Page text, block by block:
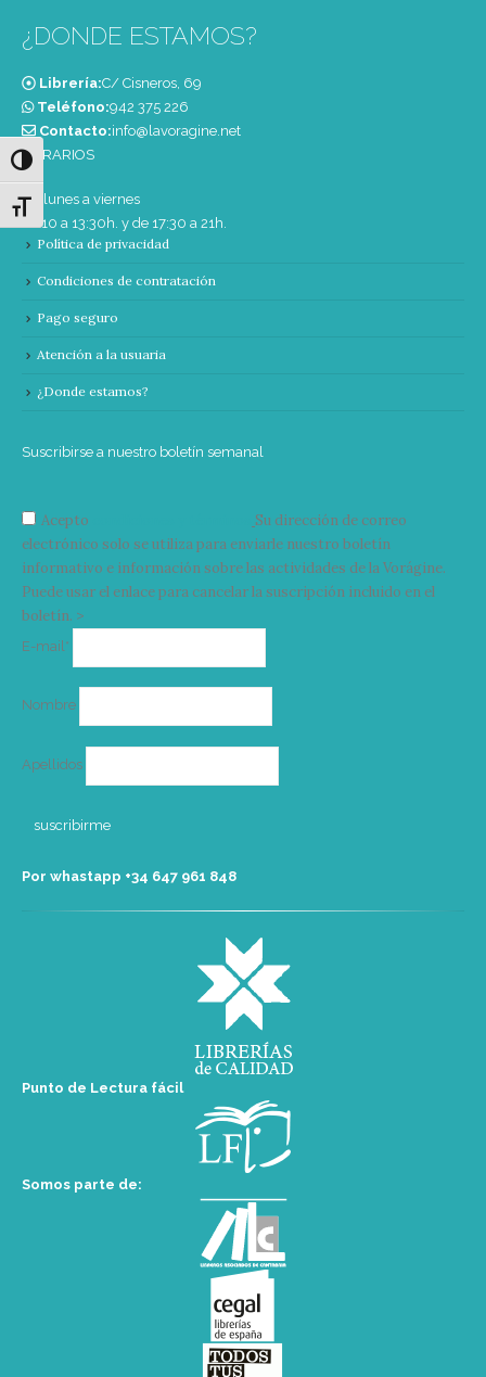
Alternar alto contraste
Alternar tamaño de letra
¿DONDE ESTAMOS?
Librería:C/ Cisneros, 69
Teléfono:‭942 375 226‬
Contacto:info@lavoragine.net
HORARIOS
De lunes a viernes
de 10 a 13:30h. y de 17:30 a 21h.
Política de privacidad
Condiciones de contratación
Pago seguro
Atención a la usuaria
¿Donde estamos?
Suscribirse a nuestro boletín semanal
Acepto
Su dirección de correo
electrónico solo se utiliza para enviarle nuestro boletín
informativo e información sobre las actividades de la Vorágine.
Puede usar el enlace para cancelar la suscripción incluido en el
boletín. >
E-mail*
Nombre
Apellidos
Por whastapp +34 ‭647 961 848‬
Punto de Lectura fácil
Somos parte de: